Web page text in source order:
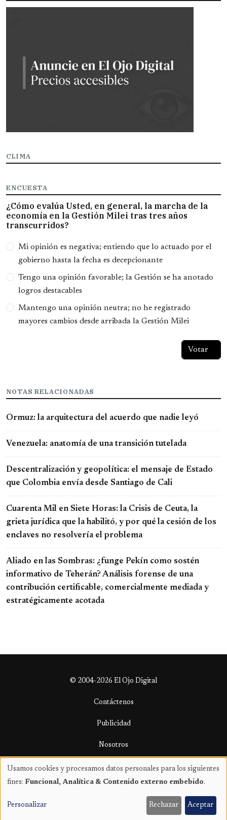
CLIMA
ENCUESTA
¿Cómo evalúa Usted, en general, la marcha de la
economía en la Gestión Milei tras tres años
transcurridos?
Opciones
Mi opinión es negativa; entiendo que lo actuado por el
gobierno hasta la fecha es decepcionante
Tengo una opinión favorable; la Gestión se ha anotado
logros destacables
Mantengo una opinión neutra; no he registrado
mayores cambios desde arribada la Gestión Milei
NOTAS RELACIONADAS
Ormuz: la arquitectura del acuerdo que nadie leyó
Venezuela: anatomía de una transición tutelada
Descentralización y geopolítica: el mensaje de Estado
que Colombia envía desde Santiago de Cali
Cuarenta Mil en Siete Horas: la Crisis de Ceuta, la
grieta jurídica que la habilitó, y por qué la cesión de los
enclaves no resolvería el problema
Aliado en las Sombras: ¿funge Pekín como sostén
informativo de Teherán? Análisis forense de una
contribución certificable, comercialmente mediada y
estratégicamente acotada
© 2004-2026 El Ojo Digital
Contáctenos
Publicidad
Nosotros
Términos y condiciones
Uso
datos
Usamos cookies y procesamos datos personales para los siguientes
fines: Funcional, Analítica & Contenido externo embebido.
Personalizar Rechazar Aceptar